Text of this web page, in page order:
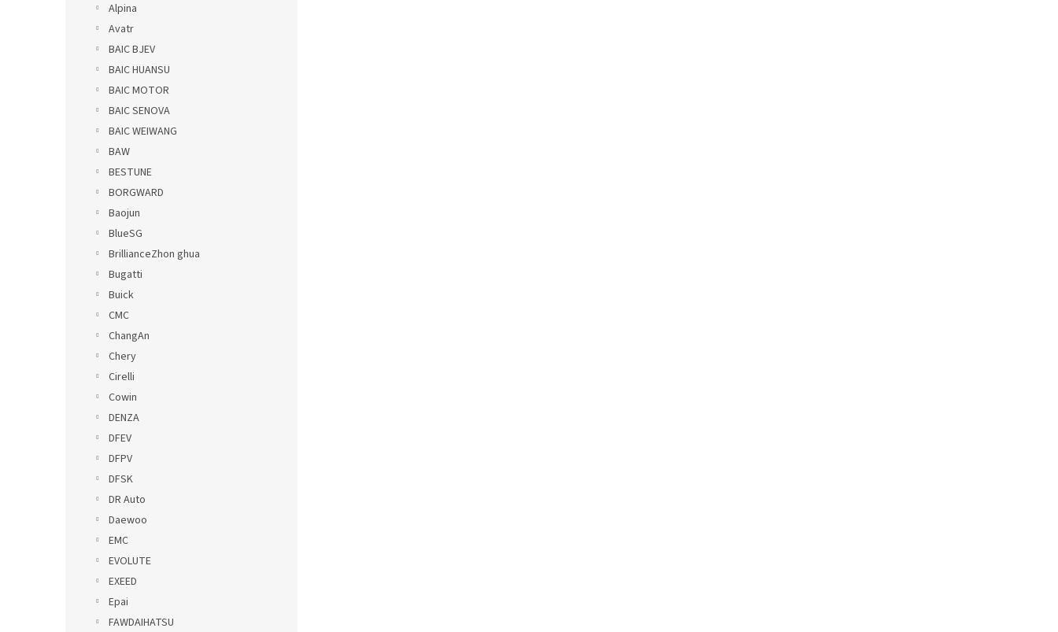
Alpina
Avatr
BAIC BJEV
BAIC HUANSU
BAIC MOTOR
BAIC SENOVA
BAIC WEIWANG
BAW
BESTUNE
BORGWARD
Baojun
BlueSG
BrillianceZhon ghua
Bugatti
Buick
CMC
ChangAn
Chery
Cirelli
Cowin
DENZA
DFEV
DFPV
DFSK
DR Auto
Daewoo
EMC
EVOLUTE
EXEED
Epai
FAWDAIHATSU